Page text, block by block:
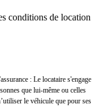
conditions de location
: Le locataire s'engage
que lui-même ou celles
le véhicule que pour ses